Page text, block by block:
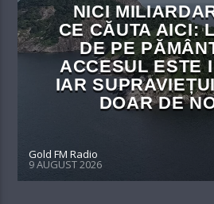
NICI
CE CĂUTA AICI:
DE PE
ACCESUL ESTE
IAR
DOAR DE
Gold FM Radio
9 AUGUST 2026